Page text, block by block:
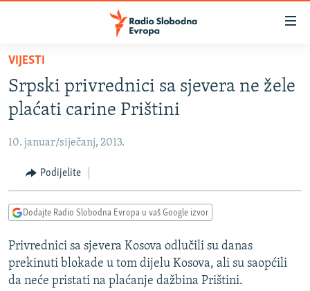
Pređite
glavni
sadržaj
Pređite
na
navigaciju
Pređite
na
VIJESTI
BOSNA I HERCEGOVINA
SRBIJA
KOSOVO
CRNA GORA
VIDEO
FOTOGALERIJE
INFOGRAFIKE
PODCASTI
RAT U UKRAJINI
KINA NA BALKANU
VIJESTI
Srpski privrednici sa sjevera ne žele
plaćati carine Prištini
10. januar/siječanj, 2013.
Podijelite
Dodajte Radio Slobodna Evropa u vaš Google izvor
Privrednici sa sjevera Kosova odlučili su danas
prekinuti blokade u tom dijelu Kosova, ali su saopćili
da neće pristati na plaćanje dažbina Prištini.